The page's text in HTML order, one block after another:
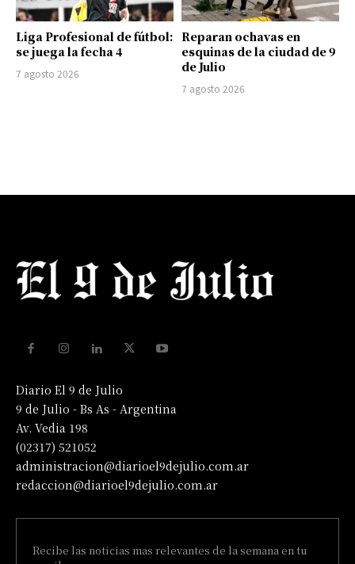
Liga Profesional de fútbol:
se juega la fecha 4
7 agosto 2026
Reparan ochavas en
esquinas de la ciudad de 9
de Julio
7 agosto 2026
Diario El 9 de Julio
9 de Julio - Bs As - Argentina
Av. Vedia 198
(02317) 521052
administracion@diarioel9dejulio.com.ar
redaccion@diarioel9dejulio.com.ar
Recibe las noticias mas relevantes de la semana en tu